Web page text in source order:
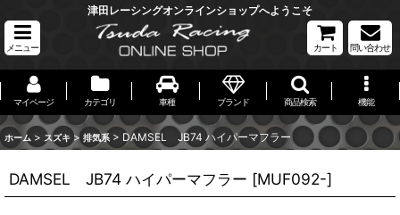
津田レーシングオンラインショップへようこそ
メニュー カート 問い合わせ
マイページ カテゴリ 車種 ブランド 商品検索 機能
ホーム > スズキ > 排気系 > DAMSEL JB74 ハイパーマフラー
DAMSEL JB74 ハイパーマフラー [MUF092-]